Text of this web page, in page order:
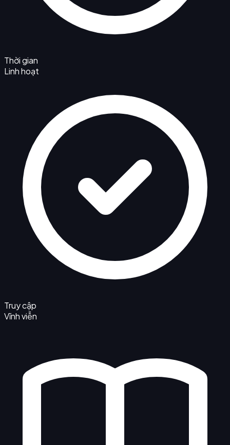
Thời gian
Linh hoạt
Truy cập
Vĩnh viễn